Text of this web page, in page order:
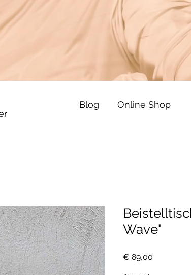
Blog Online Shop
Wave"
€ 89,00